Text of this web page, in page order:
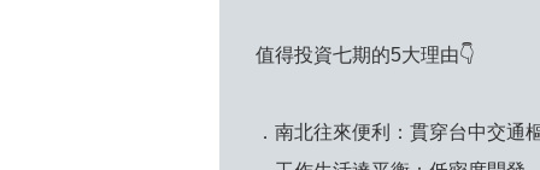
值得投資七期的5大理由👇
．南北往來便利：貫穿台中交通